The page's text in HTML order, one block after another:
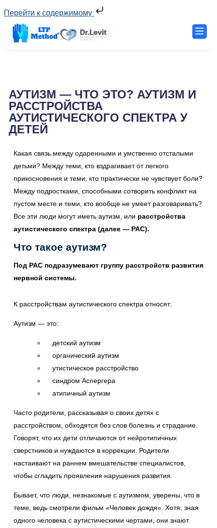
Перейти к содержимому
АУТИЗМ — ЧТО ЭТО? АУТИЗМ И
РАССТРОЙСТВА
АУТИСТИЧЕСКОГО СПЕКТРА У
ДЕТЕЙ
Какая связь между одаренными и умственно отсталыми
детьми? Между теми, кто вздрагивает от легкого
прикосновения и теми, кто практически не чувствует боли?
Между подростками, способными сотворить конфликт на
пустом месте и теми, кто вообще не умеет разговаривать?
Все эти люди могут иметь аутизм, или расстройства
аутистического спектра (далее — РАС).
Что такое аутизм?
Под РАС подразумевают группу расстройств развития
нервной системы.
К расстройствам аутистического спектра относят:
Аутизм — это:
детский аутизм
органический аутизм
утистическое расстройство
синдром Аспергера
атипичный аутизм
Часто родители, рассказывая о своих детях с
расстройством, обходятся без слов болезнь и страдание.
Говорят, что их дети отличаются от нейротипичных
сверстников и нуждаются в коррекции. Родители
настаивают на раннем вмешательстве специалистов,
чтобы сгладить проявления нарушения развития.
Бывает, что люди, незнакомые с аутизмом, уверены, что в
теме, ведь смотрели фильм «Человек дождя». Хотя, зная
одного человека с аутистическими чертами, они знают